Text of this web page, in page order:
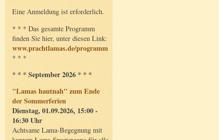
Eine Anmeldung ist erforderlich.
* * * Das gesamte Programm
finden Sie hier, unter diesen Link:
www.prachtlamas.de/programm
* * *
* * * September 2026 * * *
"Lamas hautnah" zum Ende
der Sommerferien
Dienstag, 01.09.2026, 15:00 -
16:30 Uhr
Achtsame Lama-Begegnung mit